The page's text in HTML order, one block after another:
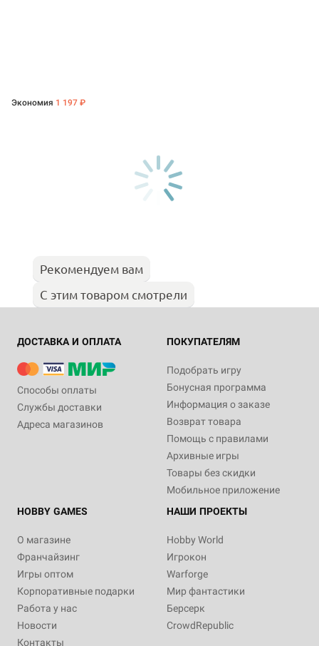
Экономия 1 197 ₽
Рекомендуем вам
С этим товаром смотрели
ДОСТАВКА И ОПЛАТА
Способы оплаты
Службы доставки
Адреса магазинов
ПОКУПАТЕЛЯМ
Подобрать игру
Бонусная программа
Информация о заказе
Возврат товара
Помощь с правилами
Архивные игры
Товары без скидки
Мобильное приложение
HOBBY GAMES
О магазине
Франчайзинг
Игры оптом
Корпоративные подарки
Работа у нас
Новости
Контакты
НАШИ ПРОЕКТЫ
Hobby World
Игрокон
Warforge
Мир фантастики
Берсерк
CrowdRepublic